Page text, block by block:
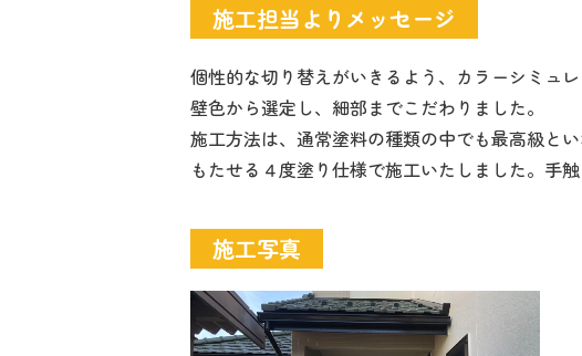
施工担当よりメッセージ
個性的な切り替えがいきるよう、カラーシミュ
壁色から選定し、細部までこだわりました。
施工方法は、通常塗料の種類の中でも最高級と
もたせる４度塗り仕様で施工いたしました。手
施工写真